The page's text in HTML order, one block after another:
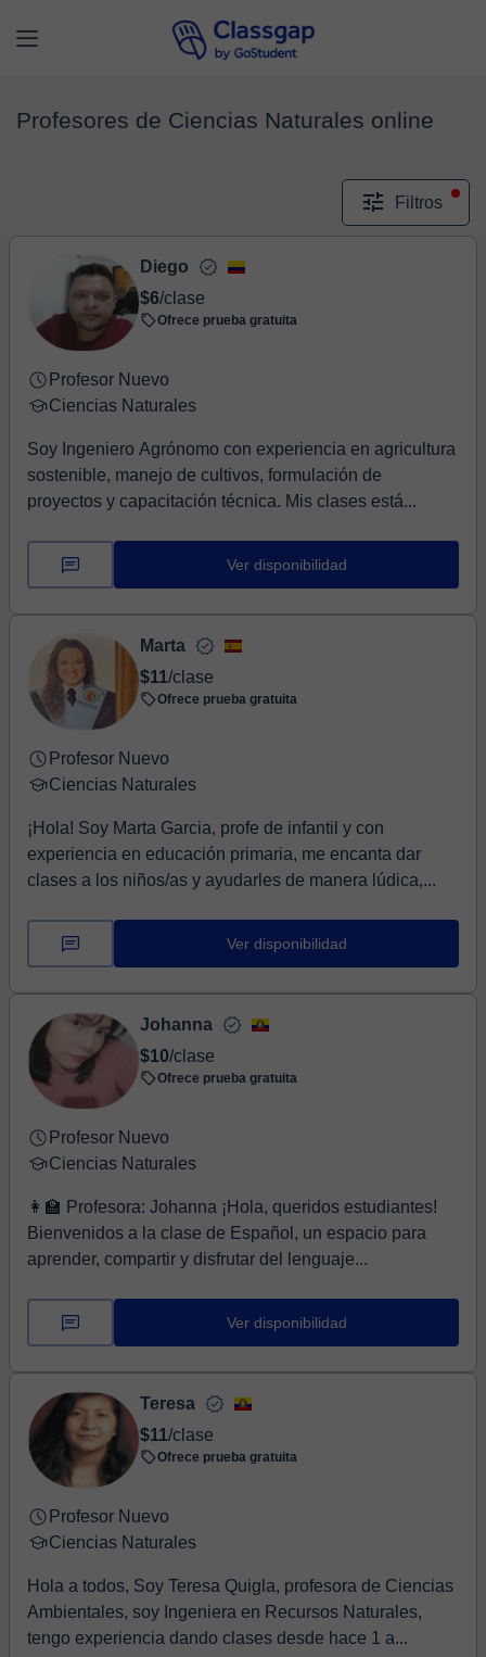
Profesores de Ciencias Naturales online
Filtros
Diego
$6/clase
Ofrece prueba gratuita
Profesor Nuevo
Ciencias Naturales
Soy Ingeniero Agrónomo con experiencia en agricultura
sostenible, manejo de cultivos, formulación de
proyectos y capacitación técnica. Mis clases está...
Ver disponibilidad
Marta
$11/clase
Ofrece prueba gratuita
Profesor Nuevo
Ciencias Naturales
¡Hola! Soy Marta Garcia, profe de infantil y con
experiencia en educación primaria, me encanta dar
clases a los niños/as y ayudarles de manera lúdica,...
Ver disponibilidad
Johanna
$10/clase
Ofrece prueba gratuita
Profesor Nuevo
Ciencias Naturales
👩‍🏫 Profesora: Johanna ¡Hola, queridos estudiantes!
Bienvenidos a la clase de Español, un espacio para
aprender, compartir y disfrutar del lenguaje...
Ver disponibilidad
Teresa
$11/clase
Ofrece prueba gratuita
Profesor Nuevo
Ciencias Naturales
Hola a todos, Soy Teresa Quigla, profesora de Ciencias
Ambientales, soy Ingeniera en Recursos Naturales,
tengo experiencia dando clases desde hace 1 a...